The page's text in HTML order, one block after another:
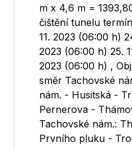
m x 4,6 m =
čištění tunelu
11. 2023 (06:00 h)
2023 (06:00 h) 25.
2023 (06:00 h) ,
směr Tachovské
nám. - Husitská -
Pernerova -
Tachovské nám.:
Prvního pluku -